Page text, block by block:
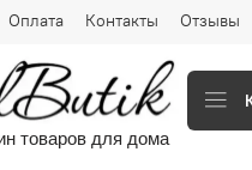
Оплата Контакты Отзывы
товаров для дома